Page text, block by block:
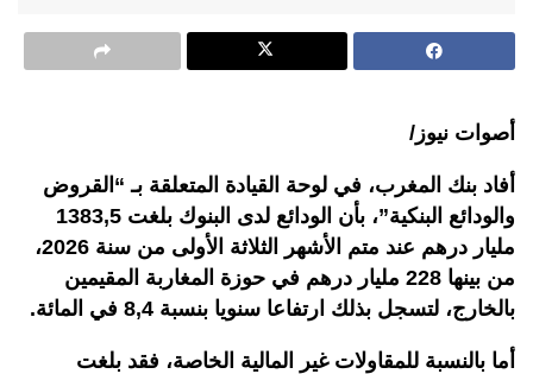
أصوات نيوز/
أفاد بنك المغرب، في لوحة القيادة المتعلقة بـ “القروض
والودائع البنكية”، بأن الودائع لدى البنوك بلغت 1383,5
مليار درهم عند متم الأشهر الثلاثة الأولى من سنة 2026،
من بينها 228 مليار درهم في حوزة المغاربة المقيمين
بالخارج، لتسجل بذلك ارتفاعا سنويا بنسبة 8,4 في المائة
.
أما بالنسبة للمقاولات غير المالية الخاصة، فقد بلغت